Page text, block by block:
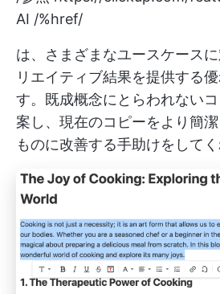
AI /%href/
は、さまざまなユースケース
リエイティブ結果を提供する
す。既成概念にとらわれない
案し、現在のコピーをより簡
ものに改善する手助けをしてく